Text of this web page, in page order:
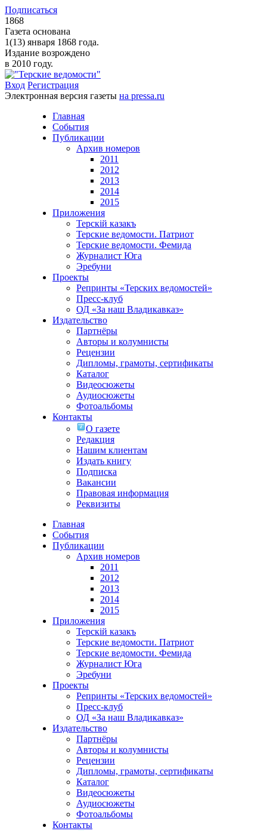
Подписаться
1868
Газета основана
1(13) января 1868 года.
Издание возрождено
в 2010 году.
Вход Регистрация
Электронная версия газеты на pressa.ru
Главная
События
Публикации
Архив номеров
2011
2012
2013
2014
2015
Приложения
Терскiй казакъ
Терские ведомости. Патриот
Терские ведомости. Фемида
Журналист Юга
Эребуни
Проекты
Репринты «Терских ведомостей»
Пресс-клуб
ОД «За наш Владикавказ»
Издательство
Партнёры
Авторы и колумнисты
Рецензии
Дипломы, грамоты, сертификаты
Каталог
Видеосюжеты
Аудиосюжеты
Фотоальбомы
Контакты
О газете
Редакция
Нашим клиентам
Издать книгу
Подписка
Вакансии
Правовая информация
Реквизиты
Главная
События
Публикации
Архив номеров
2011
2012
2013
2014
2015
Приложения
Терскiй казакъ
Терские ведомости. Патриот
Терские ведомости. Фемида
Журналист Юга
Эребуни
Проекты
Репринты «Терских ведомостей»
Пресс-клуб
ОД «За наш Владикавказ»
Издательство
Партнёры
Авторы и колумнисты
Рецензии
Дипломы, грамоты, сертификаты
Каталог
Видеосюжеты
Аудиосюжеты
Фотоальбомы
Контакты